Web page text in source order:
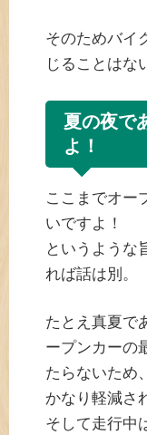
そのためバイ
じることはな
夏の夜で
よ！
ここまでオー
いですよ！
というような
れば話は別。
たとえ真夏で
ープンカーの
たらないため
かなり軽減さ
そして走行中